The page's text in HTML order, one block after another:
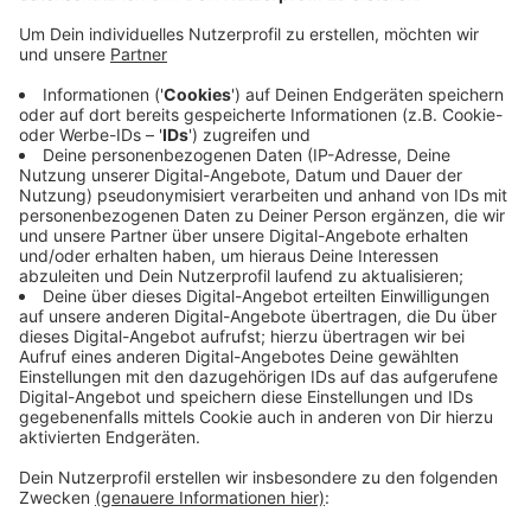
Anzeige
Wiedenbrück nächster Gegner
Anzeige
Die Bocholter liegen jetzt in der Tabelle auf Platz 5 –
mit drei Siegen und 2 Niederlagen. Eine Chance wieder
auf die Siegerstraße zurückzukehren haben die
Bocholter schon am Samstag. Dann empfangen sie am
Hünting den Tabellenachten aus Wiedenbrück.
Anzeige